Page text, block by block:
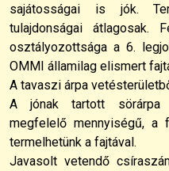
sajátosságai is jók.
tulajdonságai átlagosak.
osztályozottsága a 6.
OMMI államilag elismert
A tavaszi árpa
A jónak tartott sörárpa
megfelelő mennyiségű, a
termelhetünk a fajtával.
Javasolt vetendő